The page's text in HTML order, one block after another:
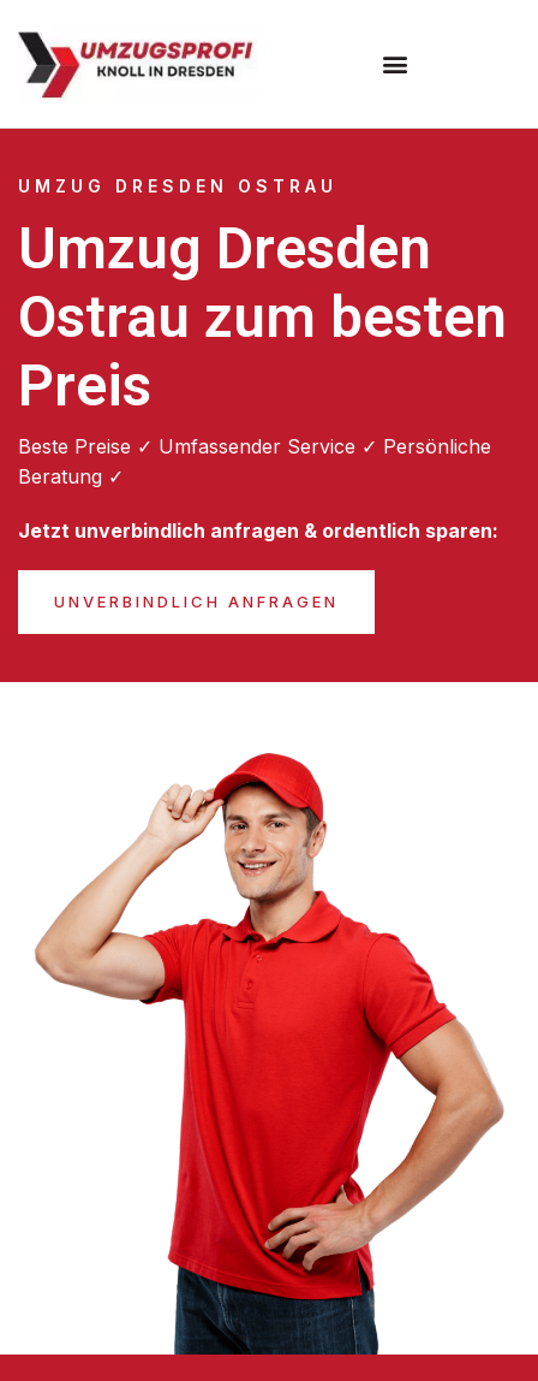
UMZUG DRESDEN OSTRAU
Umzug Dresden
Ostrau zum besten
Preis
Beste Preise ✓ Umfassender Service ✓ Persönliche
Beratung ✓
Jetzt unverbindlich anfragen & ordentlich sparen:
UNVERBINDLICH ANFRAGEN